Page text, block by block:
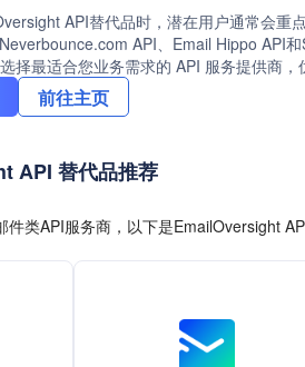
API替代品时，潜在用户通常会重
API、Email Hippo API
择最适合您业务需求的 API 服务提供商，
前往主页
API 替代品推荐
件类API服务商，以下是EmailOversight